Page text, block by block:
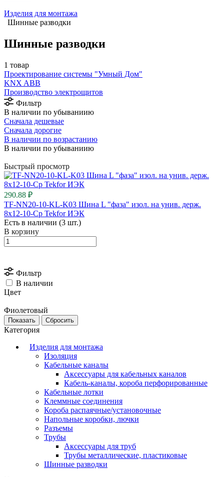
Изделия для монтажа
Шинные разводки
Шинные разводки
1 товар
Проектирование системы "Умный Дом"
⁠KNX ABB
Производство электрощитов
Фильтр
В наличии по убываниию
Сначала дешевые
Сначала дорогие
В наличии по возрастанию
В наличии по убываниию
Быстрый просмотр
290.88 ₽
TF-NN20-10-KL-K03 Шина L "фаза" изол. на унив. держ.
8х12-10-Ср Tekfor ИЭК
Есть в наличии (3 шт.)
В корзину
Категория
Изделия для монтажа
Изоляция
Кабельные каналы
Аксессуары для кабельных каналов
Кабель-каналы, короба перфорированные
Кабельные лотки
Клеммные соединения
Короба распаячные/установочные
Напольные коробки, лючки
Разъемы
Трубы
Аксессуары для труб
Трубы металлические, пластиковые
Шинные разводки
Фильтр
В наличии
Цвет
Фиолетовый
Сбросить